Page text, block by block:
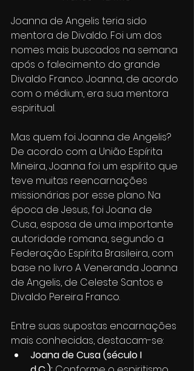
Joanna de Angelis teria sido
mentora de Divaldo. Foi um dos
nomes mais buscados na semana
após o falecimento do grande
Divaldo Franco. Joanna, de acordo
com o médium, era sua mentora
espiritual.
Mas quem foi Joanna de Angelis?
De acordo com a União Espírita
Mineira, Joanna foi um espírito que
teve muitas reencarnações
missionárias por esse plano. Na
época de Jesus, foi Joana de
Cusa, esposa de uma importante
autoridade romana, segundo a
Federação Espírita Brasileira, com
base no livro A Veneranda Joanna
de Angelis, de Celeste Santos e
Divaldo Pereira Franco.
Entre suas supostas encarnações
mais conhecidas, destacam-se:
Joana de Cusa (século I